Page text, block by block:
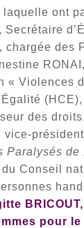
laquelle ont
chargée des
« Violences
des
vice-
Paralysés de
Conseil
pour